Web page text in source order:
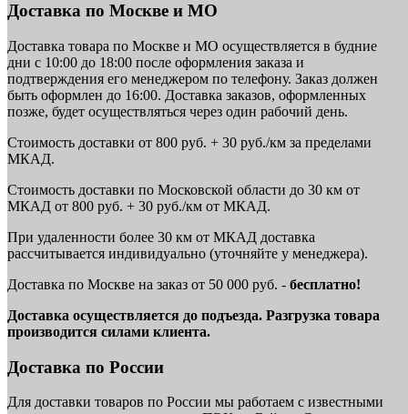
Доставка по Москве и МО
Доставка товара по Москве и МО осуществляется в будние
дни с 10:00 до 18:00 после оформления заказа и
подтверждения его менеджером по телефону. Заказ должен
быть оформлен до 16:00. Доставка заказов, оформленных
позже, будет осуществляться через один рабочий день.
Стоимость доставки от 800 руб. + 30 руб./км за пределами
МКАД.
Стоимость доставки по Московской области до 30 км от
МКАД от 800 руб. + 30 руб./км от МКАД.
При удаленности более 30 км от МКАД доставка
рассчитывается индивидуально (уточняйте у менеджера).
Доставка по Москве на заказ от 50 000 руб. - бесплатно!
Доставка осуществляется до подъезда. Разгрузка товара
производится силами клиента.
Доставка по России
Для доставки товаров по России мы работаем с известными